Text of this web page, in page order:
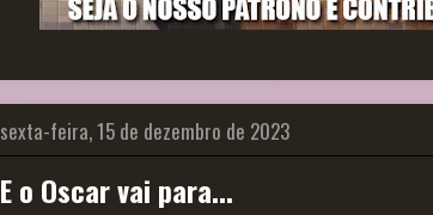
sexta-feira, 15 de dezembro de 2023
E o Oscar vai para...